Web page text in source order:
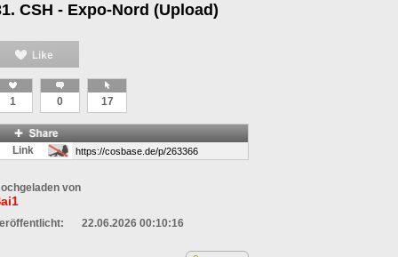
CSH - Expo-Nord (Upload)
1 0 17
Link
von
22.06.2026 00:10:16